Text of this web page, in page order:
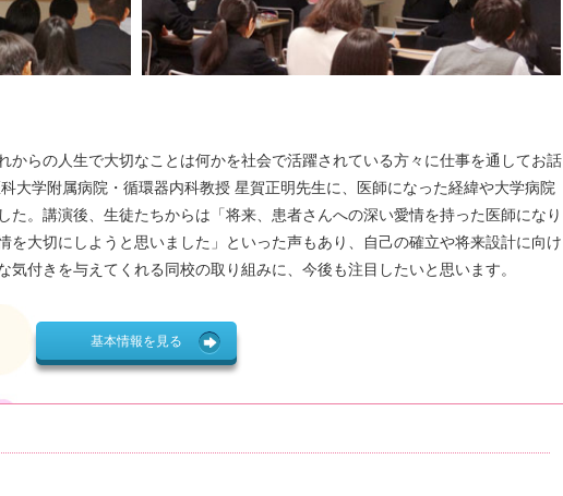
からの人生で大切なことは何かを社会で活躍されている方々に仕事を通してお話
大学附属病院・循環器内科教授 星賀正明先生に、医師になった経緯や大学病院
た。講演後、生徒たちからは「将来、患者さんへの深い愛情を持った医師になり
を大切にしようと思いました」といった声もあり、自己の確立や将来設計に向け
付きを与えてくれる同校の取り組みに、今後も注目したいと思います。
基本情報を見る